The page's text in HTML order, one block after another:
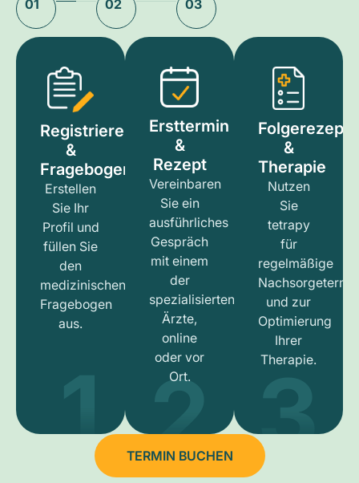
Registrieren
&
Fragebogen
Erstellen
Sie Ihr
Profil und
füllen Sie
den
medizinischen
Fragebogen
aus.
1
Ersttermin
&
Rezept
Vereinbaren
Sie ein
ausführliches
Gespräch
mit einem
der
spezialisierten
Ärzte,
online
oder vor
Ort.
2
Folgerezept
&
Therapie
Nutzen
Sie
tetrapy
für
regelmäßige
und zur
Optimierung
Ihrer
Therapie.
3
TERMIN BUCHEN